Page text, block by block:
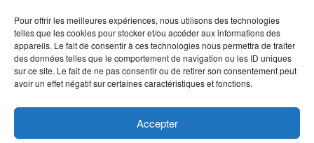
Pour offrir les meilleures expériences, nous utilisons des technologies
telles que les cookies pour stocker et/ou accéder aux informations des
appareils. Le fait de consentir à ces technologies nous permettra de traiter
des données telles que le comportement de navigation ou les ID uniques
sur ce site. Le fait de ne pas consentir ou de retirer son consentement peut
avoir un effet négatif sur certaines caractéristiques et fonctions.
Accepter
Marie LEONARD
Conversations avec la Nature,LIRE EN SOI